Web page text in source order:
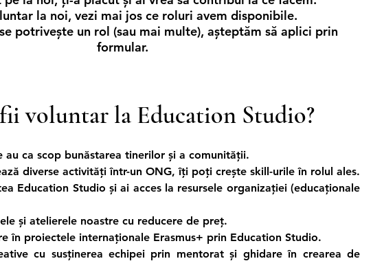
la noi, vezi mai jos ce roluri avem disponibile.
potrivește un rol (sau mai multe), așteptăm să aplici prin
formular.
fii voluntar la Education Studio?
ca scop bunăstarea tinerilor și a comunității.
diverse activități într-un ONG, îți poți crește skill-urile în rolul ales.
Education Studio și ai acces la resursele organizației (educaționale
și atelierele noastre cu reducere de preț.
în proiectele internaționale Erasmus+ prin Education Studio.
cu susținerea echipei prin mentorat și ghidare în crearea de